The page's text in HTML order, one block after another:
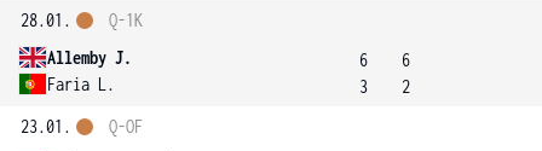
28.01.
Allemby J.
Faria L.
Q-1K
6
3
6
2
23.01.
Q-OF